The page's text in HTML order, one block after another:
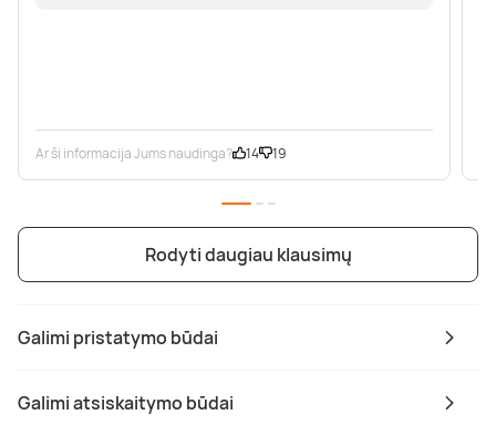
Galimi pristatymo būdai
Galimi atsiskaitymo būdai
Ar ši informacija Jums naudinga? 14 19
Rodyti daugiau klausimų